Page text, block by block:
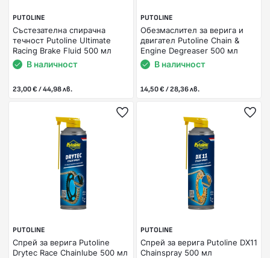
PUTOLINE
Състезателна спирачна
течност Putoline Ultimate
Racing Brake Fluid 500 мл
В наличност
23,00 € / 44,98 лв.
PUTOLINE
Обезмаслител за верига и
двигател Putoline Chain &
Engine Degreaser 500 мл
В наличност
14,50 € / 28,36 лв.
PUTOLINE
Спрей за верига Putoline
Drytec Race Chainlube 500 мл
PUTOLINE
Спрей за верига Putoline DX11
Chainspray 500 мл